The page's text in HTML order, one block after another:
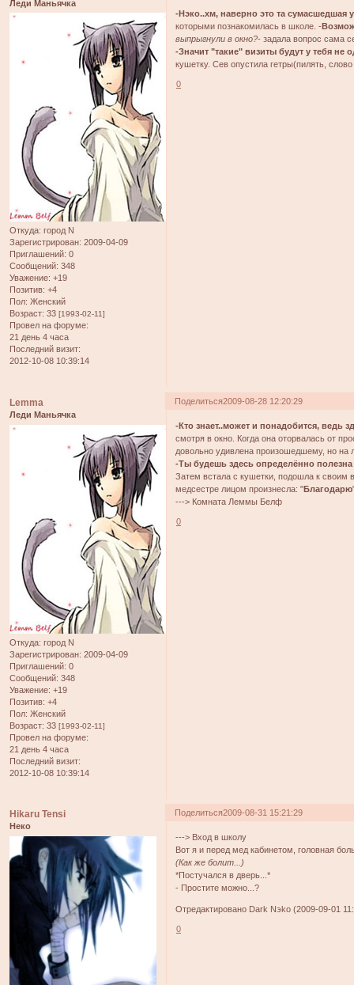
Леди Маньячка
Откуда: город N
Зарегистрирован: 2009-04-09
Приглашений: 0
Сообщений: 348
Уважение: +19
Позитив: +4
Пол: Женский
Возраст: 33 [1993-02-11]
Провел на форуме:
21 день 4 часа
Последний визит:
2012-10-08 10:39:14
-Нэко..хм, наверно это та сумасшедшая
которыми познакомилась в школе. -
выпрыгнули в окно?- задала вопрос сама
-Значит "такие" визиты будут у тебя не
кушетку. Сев опустила гетры(пилять,
0
Поделиться2009-08-28 12:20:29
Lemma
Леди Маньячка
Откуда: город N
Зарегистрирован: 2009-04-09
Приглашений: 0
Сообщений: 348
Уважение: +19
Позитив: +4
Пол: Женский
Возраст: 33 [1993-02-11]
Провел на форуме:
21 день 4 часа
Последний визит:
2012-10-08 10:39:14
-Кто знает..может и понадобится, ведь
смотря в окно. Когда она оторвалась от
довольно удивлена произошедшему, но на
-Ты будешь здесь определённо
Затем встала с кушетки, подошла к своим
медсестре лицом произнесла: "Благодарю
---> Комната Леммы Белф
0
Поделиться2009-08-31 15:21:29
Hikaru Tensi
Неко
---> Вход в школу
Вот я и перед мед кабинетом, головная
(Как же болит...)
*Постучался в дверь...*
- Простите можно...?
Отредактировано Dark Nэko (2009-09-01
0